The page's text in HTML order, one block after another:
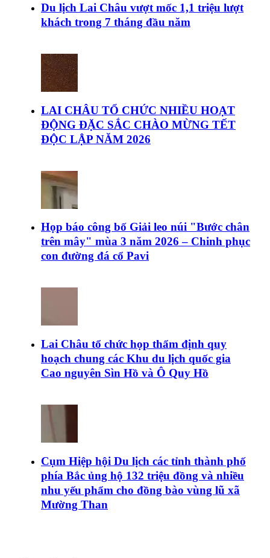
Du lịch Lai Châu vượt mốc 1,1 triệu lượt
khách trong 7 tháng đầu năm
LAI CHÂU TỔ CHỨC NHIỀU HOẠT
ĐỘNG ĐẶC SẮC CHÀO MỪNG TẾT
ĐỘC LẬP NĂM 2026
Họp báo công bố Giải leo núi "Bước chân
trên mây" mùa 3 năm 2026 – Chinh phục
con đường đá cổ Pavi
Lai Châu tổ chức họp thẩm định quy
hoạch chung các Khu du lịch quốc gia
Cao nguyên Sìn Hồ và Ô Quy Hồ
Cụm Hiệp hội Du lịch các tỉnh thành phố
phía Bắc ủng hộ 132 triệu đồng và nhiều
nhu yếu phẩm cho đồng bào vùng lũ xã
Mường Than